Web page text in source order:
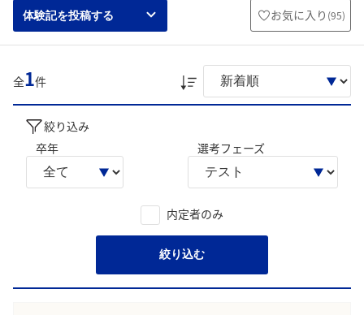
体験記を投稿する お気に入り (95)
全1件
絞り込み
卒年
選考フェーズ
内定者のみ
絞り込む